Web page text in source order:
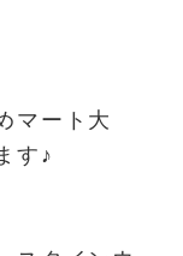
マート大
す♪